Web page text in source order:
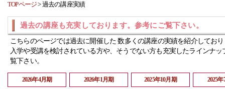
TOPページ>過去の講座実績
過去の講座も充実しております。参考にご覧下さい。
こちらのページでは過去に開催した 数多くの講座の実績を紹介してお
入学や受講を検討されている方や、そうでない方も充実したラインナッ
覧下さい。
2026年4月期 2026年1月期 2025年10月期 2025